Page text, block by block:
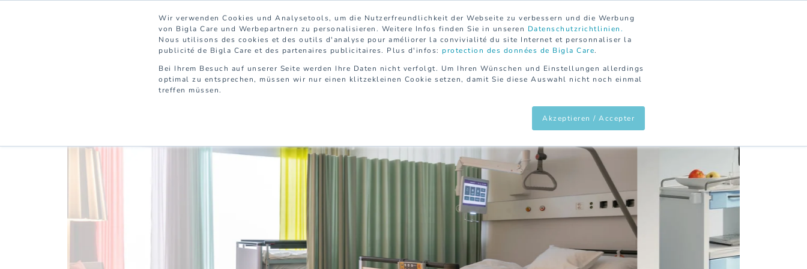
Wir verwenden Cookies und Analysetools, um die Nutzerfreundlichkeit der Webseite zu verbessern und die Werbung
von Bigla Care und Werbepartnern zu personalisieren. Weitere Infos finden Sie in unseren Datenschutzrichtlinien.
Nous utilisons des cookies et des outils d'analyse pour améliorer la convivialité du site Internet et personnaliser la
publicité de Bigla Care et des partenaires publicitaires. Plus d'infos: protection des données de Bigla Care.
Bei Ihrem Besuch auf unserer Seite werden Ihre Daten nicht verfolgt. Um Ihren Wünschen und Einstellungen allerdings
optimal zu entsprechen, müssen wir nur einen klitzekleinen Cookie setzen, damit Sie diese Auswahl nicht noch einmal
treffen müssen.
Akzeptieren / Accepter
SOINS